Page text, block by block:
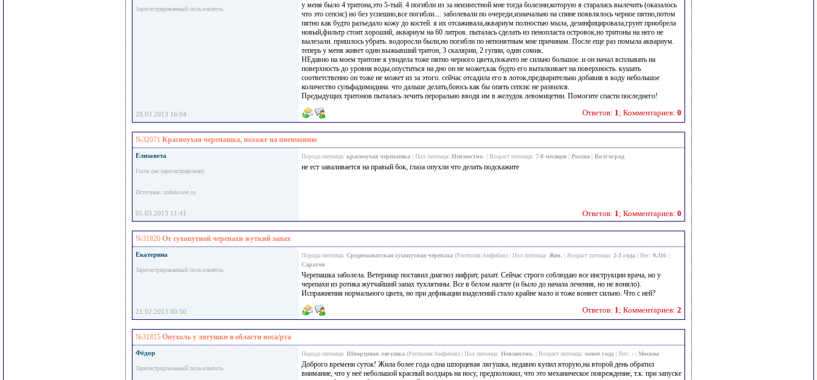
Зарегистрированный пользователь
у меня было 4 тритона,это 5-тый. 4 погибли из за неизвестной мне тогда болезни,которую я старалась вылечить (оказалось
что это сепсис) но без успешно,все погибли.... заболевали по очереди,изначально на спине появлялось черное пятно,потом
пятно как будто разъедало кожу до костей. я их отсаживала,аквариум полностью мыла, дезинфицировала,грунт приобрела
новый,фильтр стоит хороший, аквариум на 60 литров. пыталась сделать из пенопласта островок,но тритоны на него не
вылезали. пришлось убрать. водоросли были,но погибли по непонятным мне причинам. После еще раз помыла аквариум.
теперь у меня живет один выжывший тритон, 3 скалярии, 2 гупии, один сомик.
НЕдавно на моем тритоне я увидела тоже пятно черного цвета,покачто не сильно большое. и он начал всплывать на
поверхность до уровня воды,опуститься на дно он не может,как будто его выталкивает на поверхность. кушать
соответственно он тоже не может из за этого. сейчас отсадила его в лоток,предварительно добавив в воду небольшое
количество сульфадимидина. что дальше делать,боюсь как бы опять сепсис не развился.
Предыдущих тритонов пыталась лечить перорально вводя им в желудок левомицетин. Помогите спасти последнего!
28.03.2013 16:04 Ответов: 1; Комментариев: 0
№32071 Красноухая черепашка, похоже на пневмонию
Елизавета
Гость (не зарегистрирован)
Источник: rodentovet.ru
Порода питомца: красноухая черепашка | Пол питомца: Неизвестно. | Возраст питомца: 7-8 месяцев | Россия | Волгоград
не ест заваливается на правый бок, глаза опухли что делать подскажите
05.03.2013 11:41 Ответов: 1; Комментариев: 0
№31820 От сухопутной черепахи жуткий запах
Екатерина
Зарегистрированный пользователь
Порода питомца: Среднеазиатская сухопутная черепаха (Рептилия/Амфибия) | Пол питомца: Жен. | Возраст питомца: 2-3 года | Вес: 0,116 |
Саратов
Черепашка заболела. Ветеринар поставил диагноз нифрит, рахит. Сейчас строго соблюдаю все инструкции врача, но у
черепахи из ротика жутчайший запах тухлятины. Все в белом налете (и было до начала лечения, но не воняло).
Испражнения нормального цвета, но при дефикации выделений стало крайне мало и тоже воняет сильно. Что с ней?
21.02.2013 00:50 Ответов: 1; Комментариев: 2
№31815 Опухоль у лягушки в области носа/рта
Фёдор
Зарегистрированный пользователь
Порода питомца: Шпорцевая лягушка (Рептилия/Амфибия) | Пол питомца: Неизвестно. | Возраст питомца: менее года | Вес: - | Москва
Доброго времени суток! Жила более года одна шпорцевая лягушка, недавно купил вторую,на второй день обратил
внимание, что у неё небольшой красный волдырь на носу, предположил, что это механическое повреждение, т.к. при запуске